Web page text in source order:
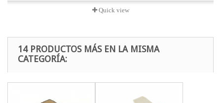
Quick view
14 PRODUCTOS MÁS EN LA MISMA
CATEGORÍA: